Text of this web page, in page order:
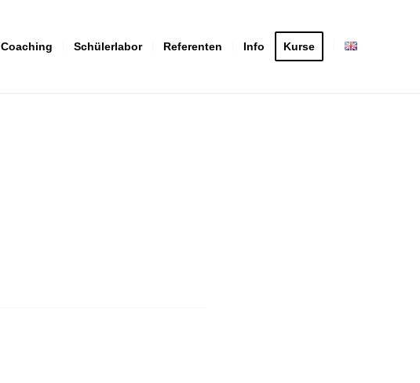
Coaching Schülerlabor Referenten Info Kurse